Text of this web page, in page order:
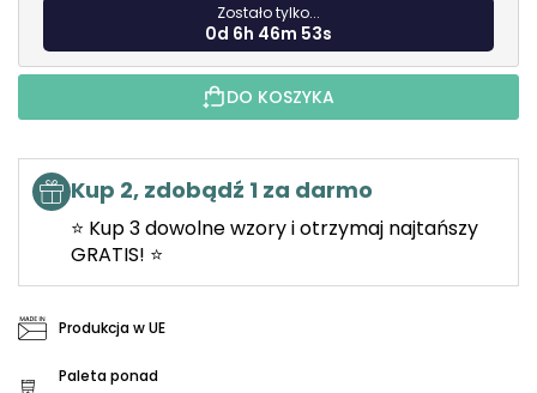
Zostało tylko...
0d 6h 46m 52s
DO KOSZYKA
Kup 2, zdobądź 1 za darmo
⭐ Kup 3 dowolne wzory i otrzymaj najtańszy
GRATIS! ⭐
Produkcja w UE
Paleta ponad